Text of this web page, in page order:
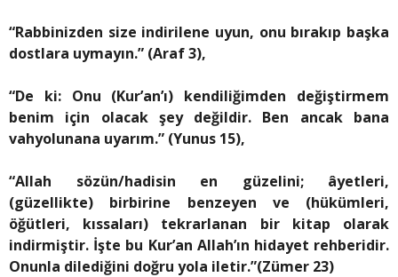
“Rabbinizden size indirilene uyun, onu bırakıp başka
dostlara uymayın.” (Araf 3),
“De ki: Onu (Kur’an’ı) kendiliğimden değiştir­mem
benim için olacak şey değildir. Ben ancak bana
vahyolunana uyarım.” (Yunus 15),
“Allah sözün/hadisin en güzelini; âyetleri,
(güzellikte) birbirine benzeyen ve (hükümleri,
öğütleri, kıssaları) tekrarlanan bir kitap olarak
indirmiştir. İşte bu Kur’an Allah’ın hidayet rehberidir.
Onunla dilediğini doğru yola iletir.”(Zümer 23)